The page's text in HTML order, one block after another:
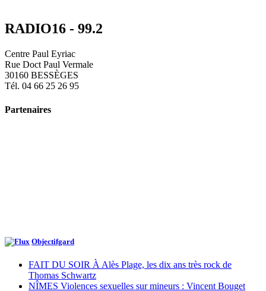
RADIO16 - 99.2
Centre Paul Eyriac
Rue Doct Paul Vermale
30160 BESSÈGES
Tél. 04 66 25 26 95
Partenaires
Objectifgard
FAIT DU SOIR À Alès Plage, les dix ans très rock de
Thomas Schwartz
NÎMES Violences sexuelles sur mineurs : Vincent Bouget